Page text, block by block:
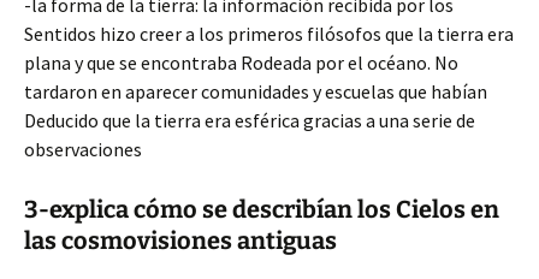
-la forma de la tierra: la información recibida por los
Sentidos hizo creer a los primeros filósofos que la tierra era
plana y que se encontraba Rodeada por el océano. No
tardaron en aparecer comunidades y escuelas que habían
Deducido que la tierra era esférica gracias a una serie de
observaciones
3-explica cómo se describían los Cielos en
las cosmovisiones antiguas